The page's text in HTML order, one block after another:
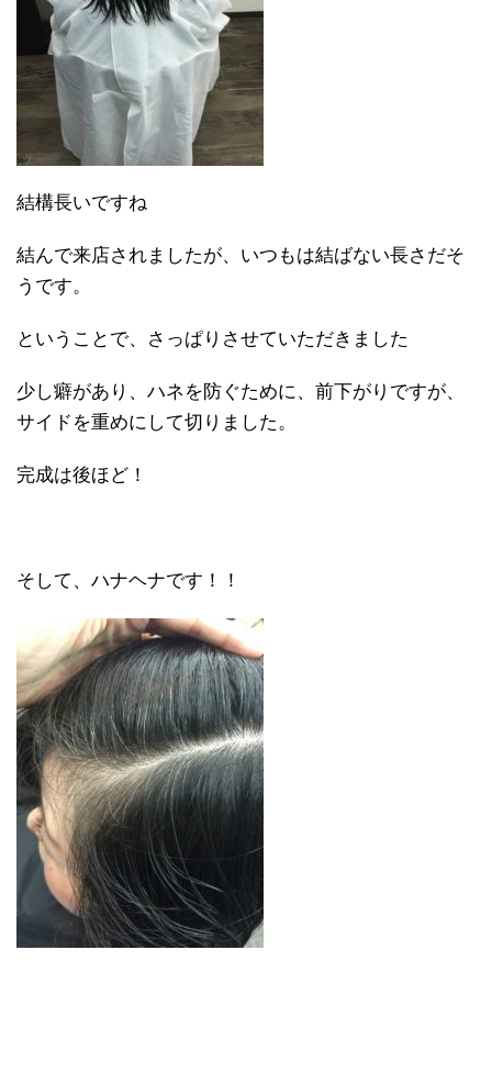
結構長いですね
結んで来店されましたが、いつもは結ばない長さだそ
うです。
ということで、さっぱりさせていただきました
少し癖があり、ハネを防ぐために、前下がりですが、
サイドを重めにして切りました。
完成は後ほど！
そして、ハナヘナです！！